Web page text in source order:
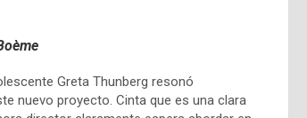
Greta Thunberg resonó
nuevo proyecto. Cinta que es una clara